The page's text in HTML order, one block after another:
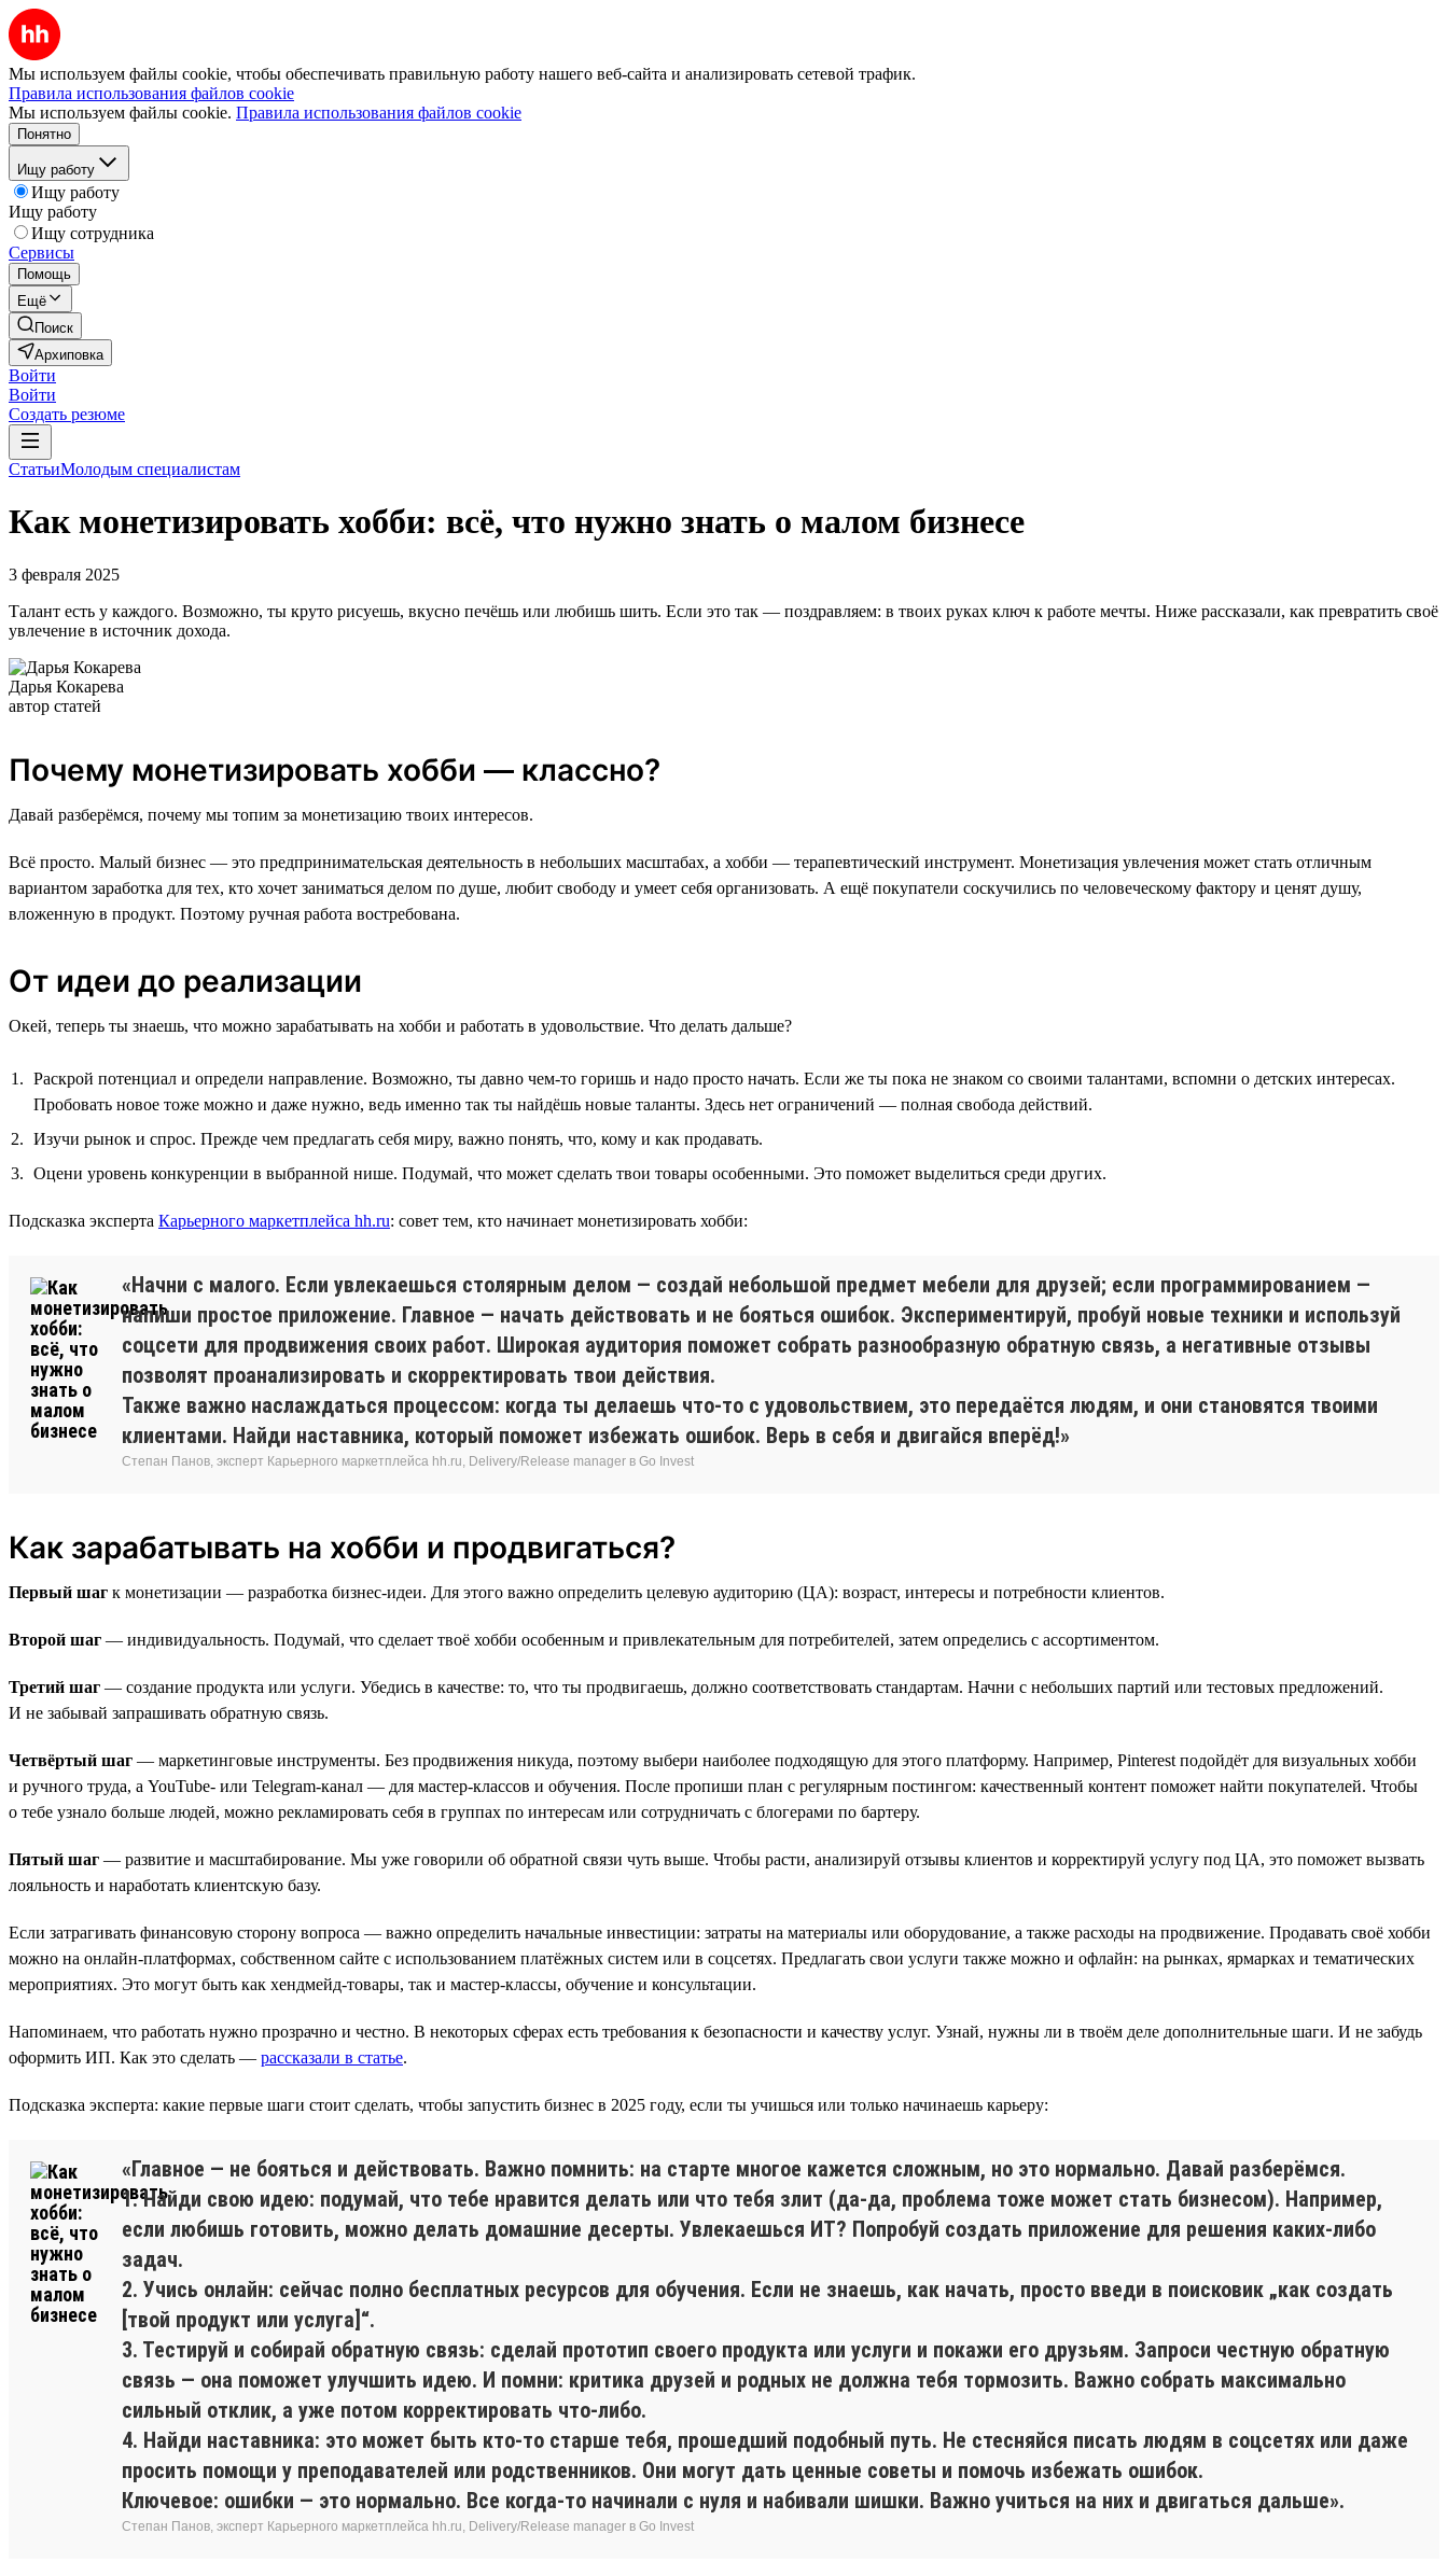
Мы используем файлы cookie, чтобы обеспечивать правильную работу нашего веб-сайта и анализировать сетевой трафик.
Правила использования файлов cookie
Мы используем файлы cookie. Правила использования файлов cookie
Понятно
Ищу работу
Ищу работу
Ищу работу
Ищу сотрудника
Сервисы
Помощь
Ещё
Поиск
Архиповка
Войти
Войти
Создать резюме
СтатьиМолодым специалистам
Как монетизировать хобби: всё, что нужно знать о малом бизнесе
3 февраля 2025
Талант есть у каждого. Возможно, ты круто рисуешь, вкусно печёшь или любишь шить. Если это так — поздравляем: в твоих руках ключ к работе мечты. Ниже рассказали, как превратить своё
увлечение в источник дохода.
Дарья Кокарева
автор статей
Почему монетизировать хобби — классно?
Давай разберёмся, почему мы топим за монетизацию твоих интересов.
Всё просто. Малый бизнес — это предпринимательская деятельность в небольших масштабах, а хобби — терапевтический инструмент. Монетизация увлечения может стать отличным
вариантом заработка для тех, кто хочет заниматься делом по душе, любит свободу и умеет себя организовать. А ещё покупатели соскучились по человеческому фактору и ценят душу,
вложенную в продукт. Поэтому ручная работа востребована.
От идеи до реализации
Окей, теперь ты знаешь, что можно зарабатывать на хобби и работать в удовольствие. Что делать дальше?
Раскрой потенциал и определи направление. Возможно, ты давно чем-то горишь и надо просто начать. Если же ты пока не знаком со своими талантами, вспомни о детских интересах.
Пробовать новое тоже можно и даже нужно, ведь именно так ты найдёшь новые таланты. Здесь нет ограничений — полная свобода действий.
Изучи рынок и спрос. Прежде чем предлагать себя миру, важно понять, что, кому и как продавать.
Оцени уровень конкуренции в выбранной нише. Подумай, что может сделать твои товары особенными. Это поможет выделиться среди других.
Подсказка эксперта Карьерного маркетплейса hh.ru: совет тем, кто начинает монетизировать хобби:
«Начни с малого. Если увлекаешься столярным делом — создай небольшой предмет мебели для друзей; если программированием —
напиши простое приложение. Главное — начать действовать и не бояться ошибок. Экспериментируй, пробуй новые техники и используй
соцсети для продвижения своих работ. Широкая аудитория поможет собрать разнообразную обратную связь, а негативные отзывы
позволят проанализировать и скорректировать твои действия.
Также важно наслаждаться процессом: когда ты делаешь что-то с удовольствием, это передаётся людям, и они становятся твоими
клиентами. Найди наставника, который поможет избежать ошибок. Верь в себя и двигайся вперёд!»
Степан Панов, эксперт Карьерного маркетплейса hh.ru, Delivery/Release manager в Go Invest
Как зарабатывать на хобби и продвигаться?
Первый шаг к монетизации — разработка бизнес-идеи. Для этого важно определить целевую аудиторию (ЦА): возраст, интересы и потребности клиентов.
Второй шаг — индивидуальность. Подумай, что сделает твоё хобби особенным и привлекательным для потребителей, затем определись с ассортиментом.
Третий шаг — создание продукта или услуги. Убедись в качестве: то, что ты продвигаешь, должно соответствовать стандартам. Начни с небольших партий или тестовых предложений.
И не забывай запрашивать обратную связь.
Четвёртый шаг — маркетинговые инструменты. Без продвижения никуда, поэтому выбери наиболее подходящую для этого платформу. Например, Pinterest подойдёт для визуальных хобби
и ручного труда, а YouTube- или Telegram-канал — для мастер-классов и обучения. После пропиши план с регулярным постингом: качественный контент поможет найти покупателей. Чтобы
о тебе узнало больше людей, можно рекламировать себя в группах по интересам или сотрудничать с блогерами по бартеру.
Пятый шаг — развитие и масштабирование. Мы уже говорили об обратной связи чуть выше. Чтобы расти, анализируй отзывы клиентов и корректируй услугу под ЦА, это поможет вызвать
лояльность и наработать клиентскую базу.
Если затрагивать финансовую сторону вопроса — важно определить начальные инвестиции: затраты на материалы или оборудование, а также расходы на продвижение. Продавать своё хобби
можно на онлайн-платформах, собственном сайте с использованием платёжных систем или в соцсетях. Предлагать свои услуги также можно и офлайн: на рынках, ярмарках и тематических
мероприятиях. Это могут быть как хендмейд-товары, так и мастер-классы, обучение и консультации.
Напоминаем, что работать нужно прозрачно и честно. В некоторых сферах есть требования к безопасности и качеству услуг. Узнай, нужны ли в твоём деле дополнительные шаги. И не забудь
оформить ИП. Как это сделать — рассказали в статье.
Подсказка эксперта: какие первые шаги стоит сделать, чтобы запустить бизнес в 2025 году, если ты учишься или только начинаешь карьеру:
«Главное — не бояться и действовать. Важно помнить: на старте многое кажется сложным, но это нормально. Давай разберёмся.
1. Найди свою идею: подумай, что тебе нравится делать или что тебя злит (да-да, проблема тоже может стать бизнесом). Например,
если любишь готовить, можно делать домашние десерты. Увлекаешься ИТ? Попробуй создать приложение для решения каких-либо
задач.
2. Учись онлайн: сейчас полно бесплатных ресурсов для обучения. Если не знаешь, как начать, просто введи в поисковик „как создать
[твой продукт или услуга]“.
3. Тестируй и собирай обратную связь: сделай прототип своего продукта или услуги и покажи его друзьям. Запроси честную обратную
связь — она поможет улучшить идею. И помни: критика друзей и родных не должна тебя тормозить. Важно собрать максимально
сильный отклик, а уже потом корректировать что-либо.
4. Найди наставника: это может быть кто-то старше тебя, прошедший подобный путь. Не стесняйся писать людям в соцсетях или даже
просить помощи у преподавателей или родственников. Они могут дать ценные советы и помочь избежать ошибок.
Ключевое: ошибки — это нормально. Все когда-то начинали с нуля и набивали шишки. Важно учиться на них и двигаться дальше».
Степан Панов, эксперт Карьерного маркетплейса hh.ru, Delivery/Release manager в Go Invest